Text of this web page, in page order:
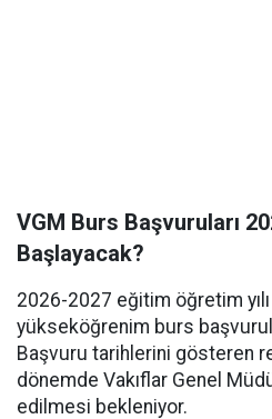
VGM Burs Başvuruları
Başlayacak?
2026-2027 eğitim öğretim
yükseköğrenim burs
Başvuru tarihlerini gösteren
dönemde Vakıflar Genel
edilmesi bekleniyor.